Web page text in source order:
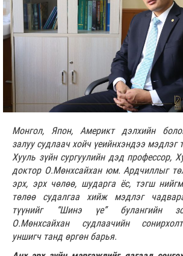
Монгол, Япон, Америкт дэлхийн
залуу судлаач хойч үеийнхэндээ
Хууль зүйн сургуулийн дэд профессор,
доктор О.Мөнхсайхан юм. Ардчиллыг
эрх, эрх чөлөө, шударга ёс, тэгш
төлөө судалгаа хийж мэдлэг
түүнийг “Шинэ үе” булангийн
О.Мөнхсайхан судлаачийн
уншигч танд өргөн барья.